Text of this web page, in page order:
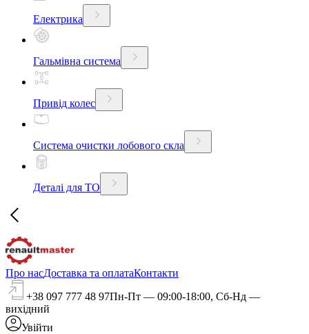
Електрика
Гальмівна система
Привід колес
Система очистки лобового скла
Деталі для ТО
Про насДоставка та оплатаКонтакти
+38 097 777 48 97Пн-Пт — 09:00-18:00, Сб-Нд —
вихідний
Увійти